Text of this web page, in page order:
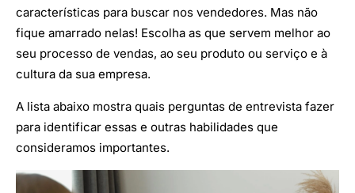
características para buscar nos vendedores. Mas não
fique amarrado nelas! Escolha as que servem melhor ao
seu processo de vendas, ao seu produto ou serviço e à
cultura da sua empresa.
A lista abaixo mostra quais perguntas de entrevista fazer
para identificar essas e outras habilidades que
consideramos importantes.